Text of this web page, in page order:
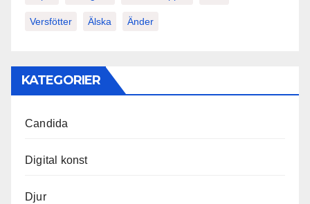
Versfötter Älska Änder
KATEGORIER
Candida
Digital konst
Djur